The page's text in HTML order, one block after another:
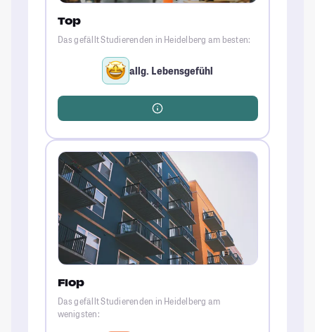
Top
Das gefällt Studierenden in Heidelberg am besten:
allg. Lebensgefühl
Flop
Das gefällt Studierenden in Heidelberg am
wenigsten: